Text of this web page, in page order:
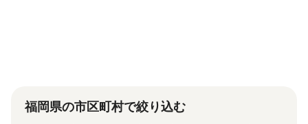
ずは見積を取り寄せてみましょう。
福岡県の市区町村で絞り込む